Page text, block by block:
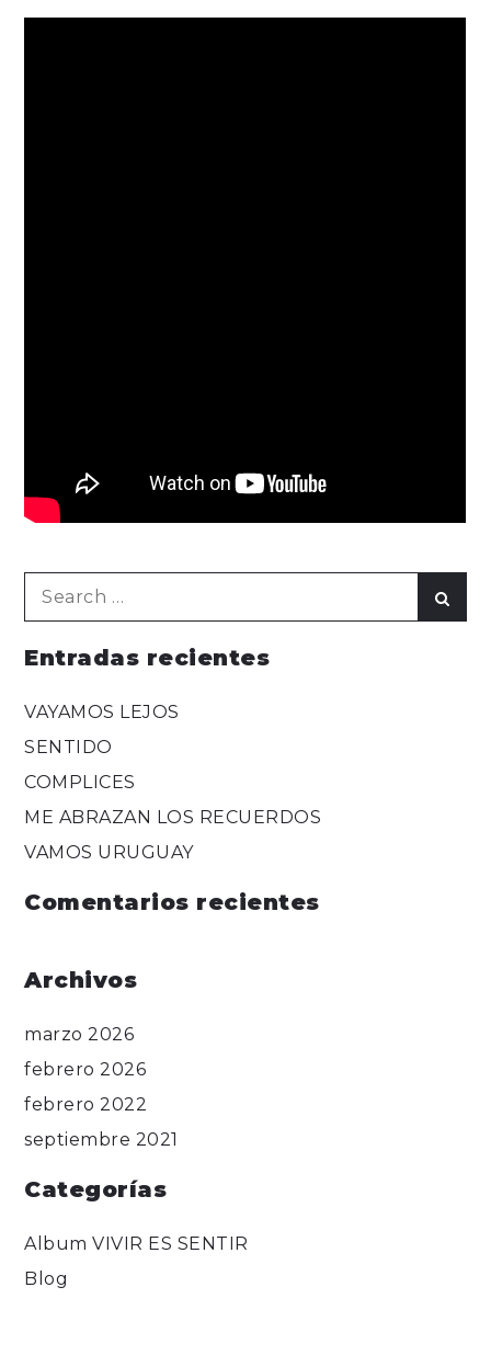
for:
Entradas recientes
VAYAMOS LEJOS
SENTIDO
COMPLICES
ME ABRAZAN LOS RECUERDOS
VAMOS URUGUAY
Comentarios recientes
Archivos
marzo 2026
febrero 2026
febrero 2022
septiembre 2021
Categorías
Album VIVIR ES SENTIR
Blog